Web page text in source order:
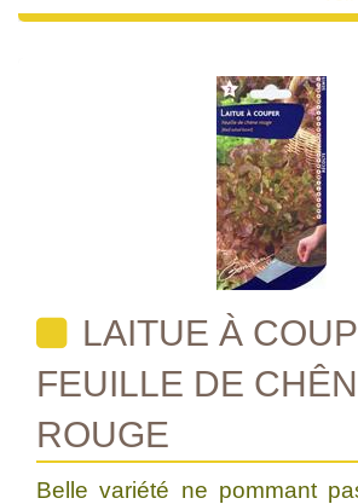
LAITUE À
FEUILLE DE
ROUGE
Belle variété ne pommant